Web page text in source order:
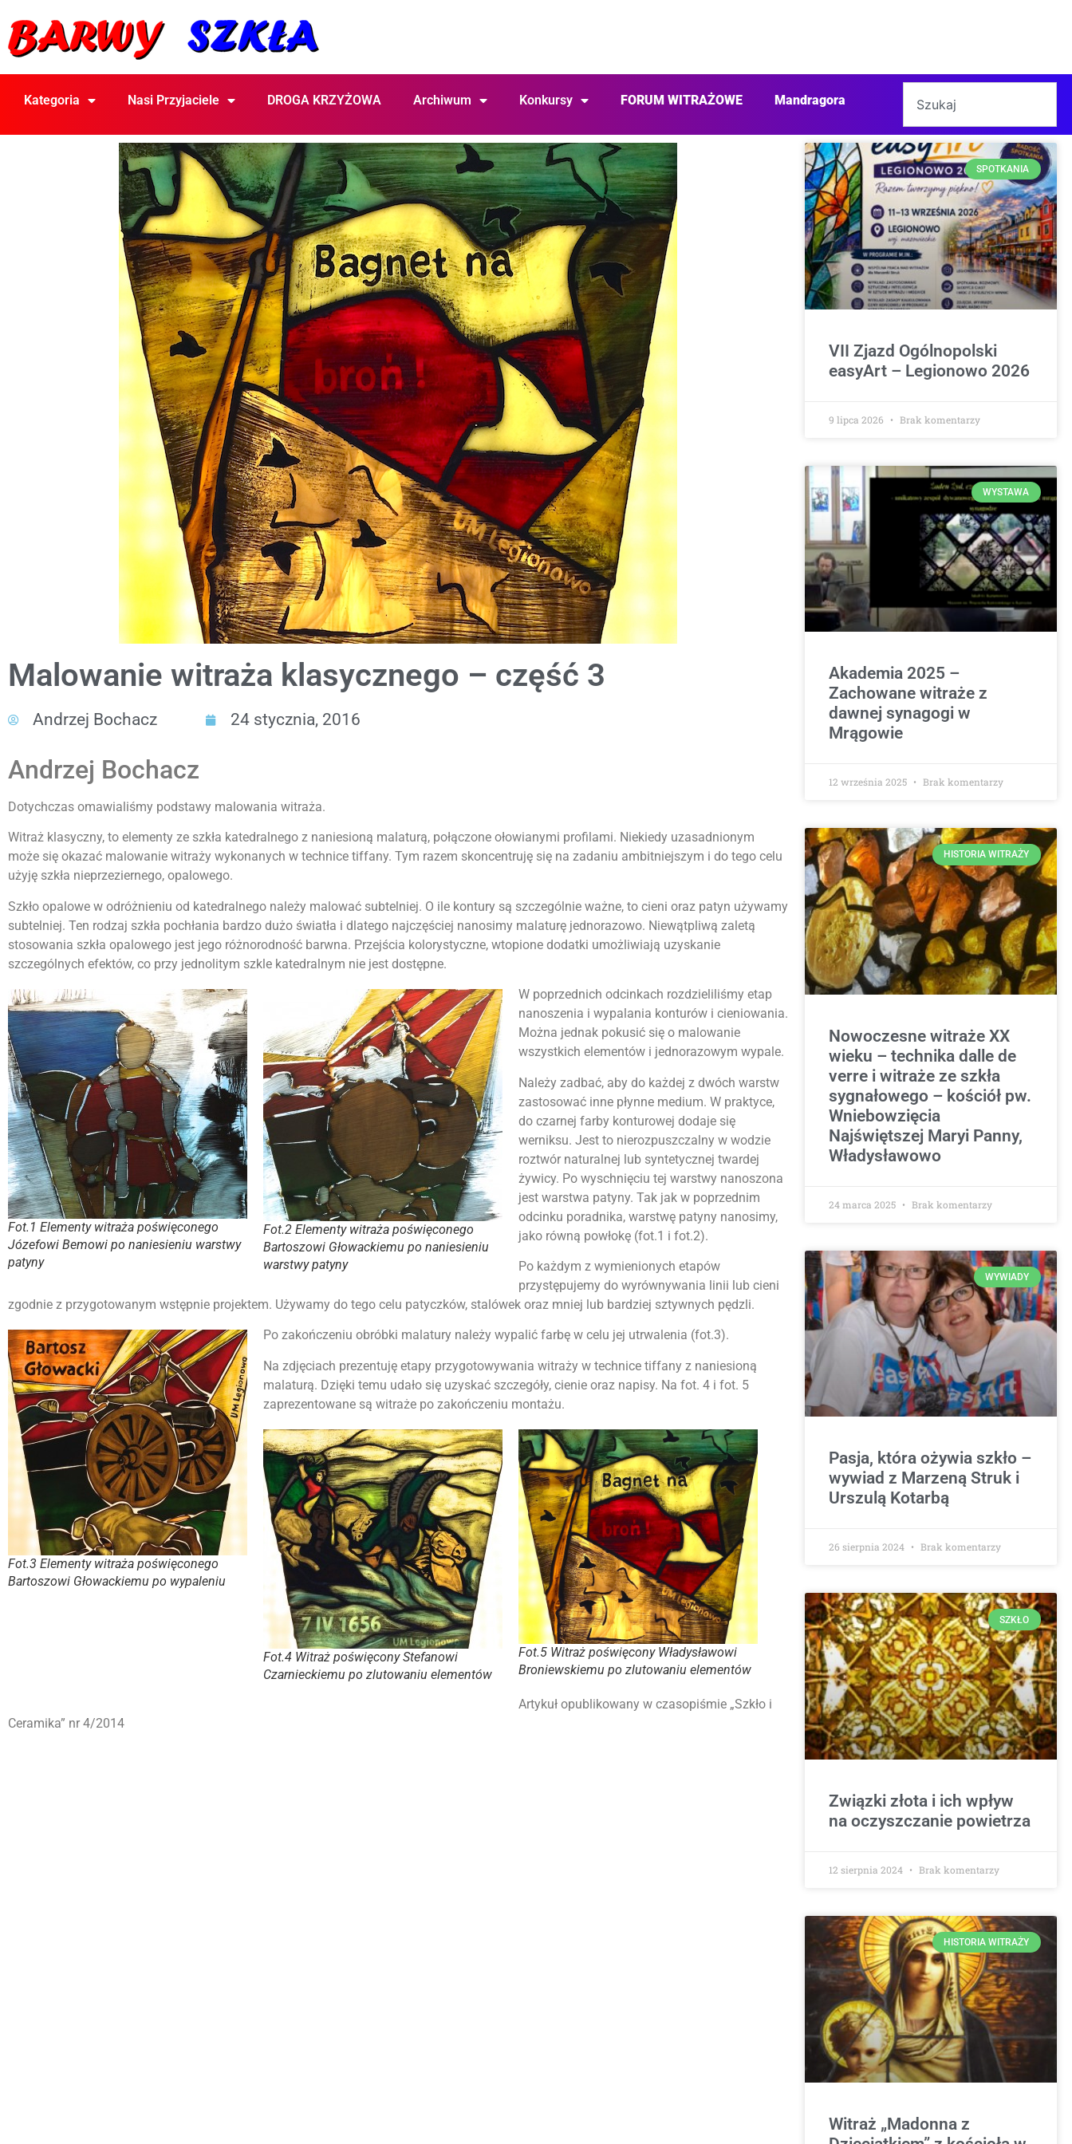
Kategoria Nasi Przyjaciele DROGA KRZYŻOWA Archiwum Konkursy FORUM WITRAŻOWE Mandragora
Malowanie witraża klasycznego – część 3
Andrzej Bochacz 24 stycznia, 2016
Andrzej Bochacz
Dotychczas omawialiśmy podstawy malowania witraża.
Witraż klasyczny, to elementy ze szkła katedralnego z naniesioną malaturą, połączone ołowianymi profilami. Niekiedy uzasadnionym
może się okazać malowanie witraży wykonanych w technice tiffany. Tym razem skoncentruję się na zadaniu ambitniejszym i do tego celu
użyję szkła nieprzeziernego, opalowego.
Szkło opalowe w odróżnieniu od katedralnego należy malować subtelniej. O ile kontury są szczególnie ważne, to cieni oraz patyn używamy
subtelniej. Ten rodzaj szkła pochłania bardzo dużo światła i dlatego najczęściej nanosimy malaturę jednorazowo. Niewątpliwą zaletą
stosowania szkła opalowego jest jego różnorodność barwna. Przejścia kolorystyczne, wtopione dodatki umożliwiają uzyskanie
szczególnych efektów, co przy jednolitym szkle katedralnym nie jest dostępne.
Fot.1 Elementy witraża poświęconego
Józefowi Bemowi po naniesieniu warstwy
patyny
Fot.2 Elementy witraża poświęconego
Bartoszowi Głowackiemu po naniesieniu
warstwy patyny
W poprzednich odcinkach rozdzieliliśmy etap
nanoszenia i wypalania konturów i cieniowania.
Można jednak pokusić się o malowanie
wszystkich elementów i jednorazowym wypale.
Należy zadbać, aby do każdej z dwóch warstw
zastosować inne płynne medium. W praktyce,
do czarnej farby konturowej dodaje się
werniksu. Jest to nierozpuszczalny w wodzie
roztwór naturalnej lub syntetycznej twardej
żywicy. Po wyschnięciu tej warstwy nanoszona
jest warstwa patyny. Tak jak w poprzednim
odcinku poradnika, warstwę patyny nanosimy,
jako równą powłokę (fot.1 i fot.2).
Po każdym z wymienionych etapów
przystępujemy do wyrównywania linii lub cieni
zgodnie z przygotowanym wstępnie projektem. Używamy do tego celu patyczków, stalówek oraz mniej lub bardziej sztywnych pędzli.
Fot.3 Elementy witraża poświęconego
Bartoszowi Głowackiemu po wypaleniu
Po zakończeniu obróbki malatury należy wypalić farbę w celu jej utrwalenia (fot.3).
Na zdjęciach prezentuję etapy przygotowywania witraży w technice tiffany z naniesioną
malaturą. Dzięki temu udało się uzyskać szczegóły, cienie oraz napisy. Na fot. 4 i fot. 5
zaprezentowane są witraże po zakończeniu montażu.
Fot.4 Witraż poświęcony Stefanowi
Czarnieckiemu po zlutowaniu elementów
Fot.5 Witraż poświęcony Władysławowi
Broniewskiemu po zlutowaniu elementów
Artykuł opublikowany w czasopiśmie „Szkło i
Ceramika” nr 4/2014
SPOTKANIA
VII Zjazd Ogólnopolski
easyArt – Legionowo 2026
9 lipca 2026 Brak komentarzy
WYSTAWA
Akademia 2025 –
Zachowane witraże z
dawnej synagogi w
Mrągowie
12 września 2025 Brak komentarzy
HISTORIA WITRAŻY
Nowoczesne witraże XX
wieku – technika dalle de
verre i witraże ze szkła
sygnałowego – kościół pw.
Wniebowzięcia
Najświętszej Maryi Panny,
Władysławowo
24 marca 2025 Brak komentarzy
WYWIADY
Pasja, która ożywia szkło –
wywiad z Marzeną Struk i
Urszulą Kotarbą
26 sierpnia 2024 Brak komentarzy
SZKŁO
Związki złota i ich wpływ
na oczyszczanie powietrza
12 sierpnia 2024 Brak komentarzy
HISTORIA WITRAŻY
Witraż „Madonna z